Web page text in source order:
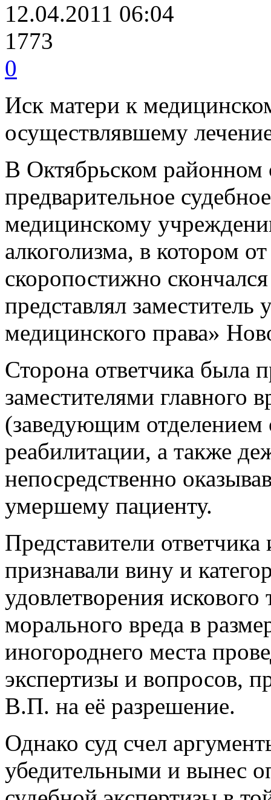
12.04.2011 06:04
1773
0
Иск матери к
осуществлявшему
В Октябрьском районном
предварительное
медицинскому
алкоголизма, в котором
скоропостижно
представлял
медицинского права»
Сторона ответчика была
заместителями главного
(заведующим
реабилитации, а также
непосредственно
умершему пациенту.
Представители
признавали вину и
удовлетворения
морального вреда в
иногороднего места
экспертизы и вопросов,
В.П. на её разрешение.
Однако суд счел
убедительными и вынес